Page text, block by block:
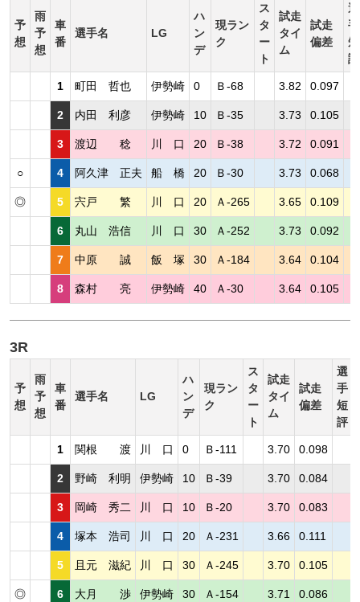
予
想
雨
予
想
車
番
選手名 LG
ハ
ン
デ
現ラン
ク
ス
タ
ー
ト
試走
タイ
ム
試走
偏差
選
手
短
評
1 町田 哲也 伊勢崎 0 Ｂ-68 3.82 0.097
2 内田 利彦 伊勢崎 10 Ｂ-35 3.73 0.105
3 渡辺 稔 川 口 20 Ｂ-38 3.72 0.091
○ 4 阿久津 正夫 船 橋 20 Ｂ-30 3.73 0.068
◎ 5 宍戸 繁 川 口 20 Ａ-265 3.65 0.109
6 丸山 浩信 川 口 30 Ａ-252 3.73 0.092
7 中原 誠 飯 塚 30 Ａ-184 3.64 0.104
8 森村 亮 伊勢崎 40 Ａ-30 3.64 0.105
3R
予
想
雨
予
想
車
番
選手名 LG
ハ
ン
デ
現ラン
ク
ス
タ
ー
ト
試走
タイ
ム
試走
偏差
選
手
短
評
1 関根 渡 川 口 0 Ｂ-111 3.70 0.098
2 野崎 利明 伊勢崎 10 Ｂ-39 3.70 0.084
3 岡崎 秀二 川 口 10 Ｂ-20 3.70 0.083
4 塚本 浩司 川 口 20 Ａ-231 3.66 0.111
5 且元 滋紀 川 口 30 Ａ-245 3.70 0.105
◎ 6 大月 渉 伊勢崎 30 Ａ-154 3.71 0.086